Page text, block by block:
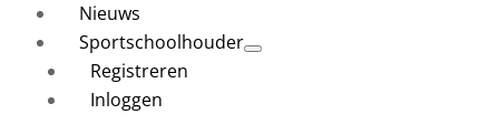
Nieuws
Sportschoolhouder
Registreren
Inloggen